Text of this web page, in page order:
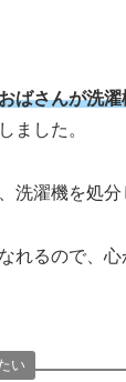
ばさんが洗
ました。
洗濯機を処分
れるので、心